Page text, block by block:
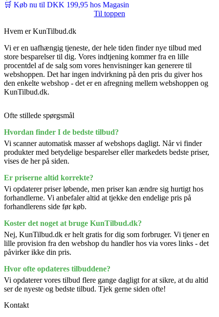
🛒 Køb nu til DKK 199,95 hos Magasin
Til toppen
Hvem er KunTilbud.dk
Vi er en uafhængig tjeneste, der hele tiden finder nye tilbud med
store besparelser til dig. Vores indtjening kommer fra en lille
procentdel af de salg som vores henvisninger kan generere til
webshoppen. Det har ingen indvirkning på den pris du giver hos
den enkelte webshop - det er en afregning mellem webshoppen og
KunTilbud.dk.
Ofte stillede spørgsmål
Hvordan finder I de bedste tilbud?
Vi scanner automatisk masser af webshops dagligt. Når vi finder
produkter med betydelige besparelser eller markedets bedste priser,
vises de her på siden.
Er priserne altid korrekte?
Vi opdaterer priser løbende, men priser kan ændre sig hurtigt hos
forhandlerne. Vi anbefaler altid at tjekke den endelige pris på
forhandlerens side før køb.
Koster det noget at bruge KunTilbud.dk?
Nej, KunTilbud.dk er helt gratis for dig som forbruger. Vi tjener en
lille provision fra den webshop du handler hos via vores links - det
påvirker ikke din pris.
Hvor ofte opdateres tilbuddene?
Vi opdaterer vores tilbud flere gange dagligt for at sikre, at du altid
ser de nyeste og bedste tilbud. Tjek gerne siden ofte!
Kontakt